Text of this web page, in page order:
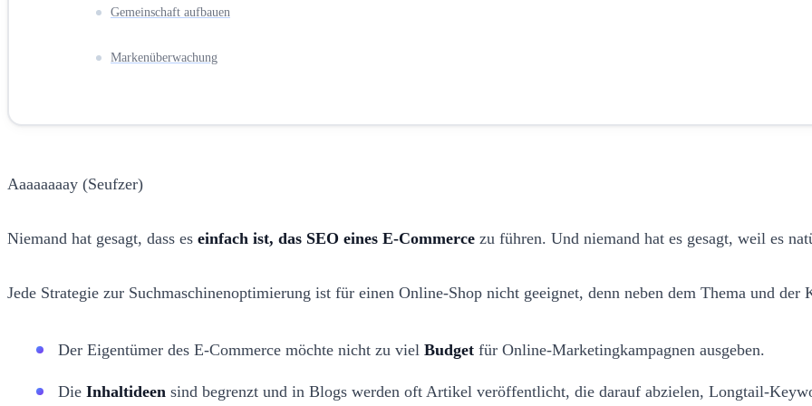
Gemeinschaft aufbauen
Markenüberwachung
Aaaaaaaay (Seufzer)
Niemand hat gesagt, dass es einfach ist, das SEO eines E-Commerce zu führen. Und niemand hat es gesagt, weil es
Jede Strategie zur Suchmaschinenoptimierung ist für einen Online-Shop nicht geeignet, denn neben dem Thema und
Der Eigentümer des E-Commerce möchte nicht zu viel Budget für Online-Marketingkampagnen ausgeben.
Die Inhaltideen sind begrenzt und in Blogs werden oft Artikel veröffentlicht, die darauf abzielen, Longtail-